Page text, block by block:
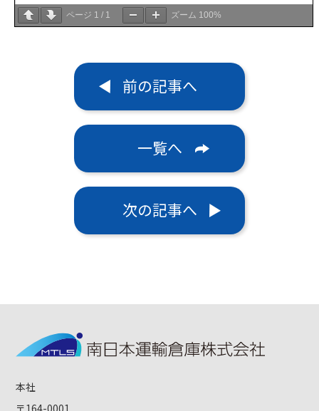
ページ 1 / 1 ズーム 100%
前の記事へ
一覧へ
次の記事へ
本社